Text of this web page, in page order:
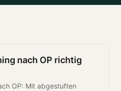
nach OP richtig
OP: Mit abgestuften